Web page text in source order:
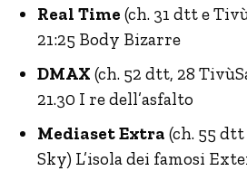
Real Time (ch. 31 dtt e
21:25 Body Bizarre
DMAX (ch. 52 dtt, 28
21.30 I re dell’asfalto
Mediaset Extra (ch. 55
Sky) L’isola dei famosi